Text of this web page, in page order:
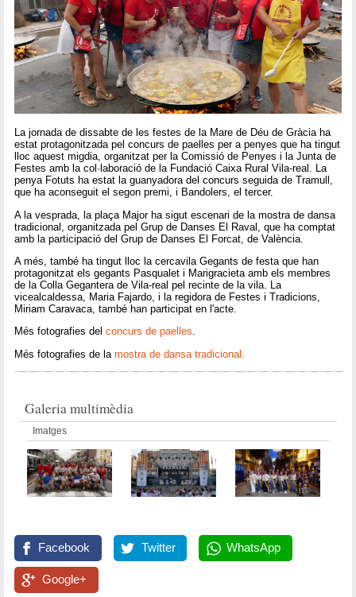
La jornada de dissabte de les festes de la Mare de Déu de Gràcia ha
estat protagonitzada pel concurs de paelles per a penyes que ha tingut
lloc aquest migdia, organitzat per la Comissió de Penyes i la Junta de
Festes amb la col·laboració de la Fundació Caixa Rural Vila-real. La
penya Fotuts ha estat la guanyadora del concurs seguida de Tramull,
que ha aconseguit el segon premi, i Bandolers, el tercer.
A la vesprada, la plaça Major ha sigut escenari de la mostra de dansa
tradicional, organitzada pel Grup de Danses El Raval, que ha comptat
amb la participació del Grup de Danses El Forcat, de València.
A més, també ha tingut lloc la cercavila Gegants de festa que han
protagonitzat els gegants Pasqualet i Marigracieta amb els membres
de la Colla Gegantera de Vila-real pel recinte de la vila. La
vicealcaldessa, Maria Fajardo, i la regidora de Festes i Tradicions,
Miriam Caravaca, també han participat en l'acte.
Més fotografies delconcurs de paelles.
Més fotografies de lamostra de dansa tradicional.
Galeria multimèdia
Imatges
Facebook Twitter WhatsApp
Google+